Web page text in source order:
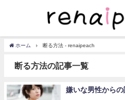
ホーム 断る方法 - renaipeach
断る方法の記事一覧
嫌いな男性から